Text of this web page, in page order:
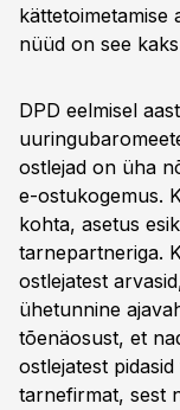
kättetoimetamise
nüüd on see
DPD eelmisel
ostlejad on üha
e-ostukogemus.
kohta, asetus
tarnepartneriga.
ostlejatest
ühetunnine
tõenäosust, et
ostlejatest
tarnefirmat, sest